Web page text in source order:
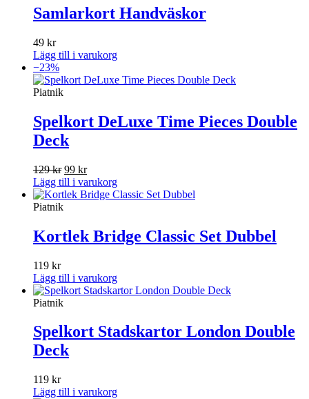
Samlarkort Handväskor
49 kr
Lägg till i varukorg
−23%
Piatnik
Spelkort DeLuxe Time Pieces Double
Deck
129kr Det
ursprungliga
priset
99 krDet
nuvarande
priset
Lägg till i varukorg
Piatnik
Kortlek Bridge Classic Set Dubbel
119 kr
Lägg till i varukorg
Piatnik
Spelkort Stadskartor London Double
Deck
119 kr
Lägg till i varukorg